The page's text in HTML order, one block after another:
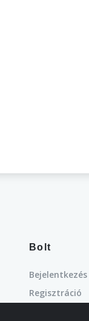
Bolt
Bejelentkezés
Regisztráció